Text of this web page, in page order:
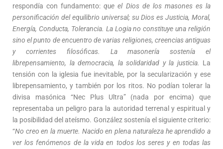
respondía con fundamento:que el Dios de los masones es la
personificación del equilibrio universal; su Dios es Justicia, Moral,
Energía, Conducta, Tolerancia. La Logia no constituye una religión
sino el punto de encuentro de varias religiones, creencias antiguas
y corrientes filosóficas. La masonería sostenía el
librepensamiento, la democracia, la solidaridad y la justicia. La
tensión con la iglesia fue inevitable, por la secularización y ese
librepensamiento, y también por los ritos. No podían tolerar la
divisa masónica “Nec Plus Ultra” (nada por encima) que
representaba un peligro para la autoridad terrenal y espiritual y
la posibilidad del ateísmo. González sostenía el siguiente criterio:
“No creo en la muerte. Nacido en plena naturaleza he aprendido a
ver los fenómenos de la vida en todos los seres y en todas las